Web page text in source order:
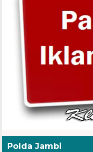
Polda Jambi